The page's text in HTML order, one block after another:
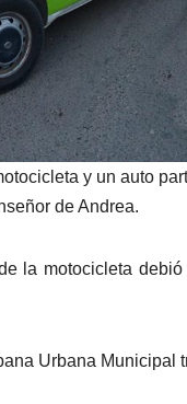
y un auto
de Andrea.
la motocicleta
Urbana Municipal